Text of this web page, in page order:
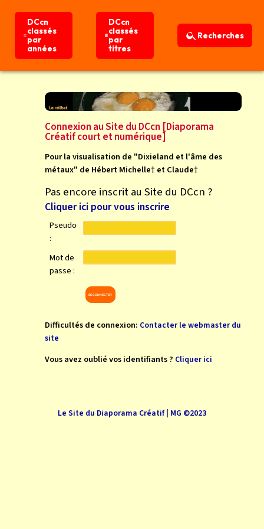
DCcn
classés
par
années
DCcn
classés
par
titres
Recherches
DCcn
classés
par
années
DCcn
classés
par
titres
Recherches
Connexion au Site du DCcn [Diaporama
Créatif court et numérique]
Pour la visualisation de "Dixieland et l'âme des
métaux" de Hébert Michelle† et Claude†
Pas encore inscrit au Site du DCcn ?
Cliquer ici pour vous inscrire
Pseudo
:
Mot de
passe :
Difficultés de connexion: Contacter le webmaster du
site
Vous avez oublié vos identifiants ? Cliquer ici
Le Site du Diaporama Créatif | MG ©2023